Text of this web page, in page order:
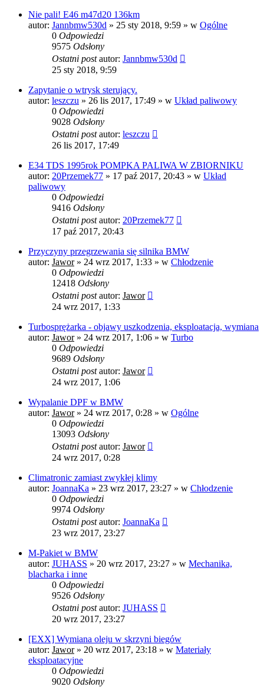
Nie pali! E46 m47d20 136km
autor: Jannbmw530d » 25 sty 2018, 9:59 » w Ogólne
0 Odpowiedzi
9575 Odsłony
Ostatni postautor: Jannbmw530d
25 sty 2018, 9:59
Zapytanie o wtrysk sterujący.
autor: leszczu » 26 lis 2017, 17:49 » w Układ paliwowy
0 Odpowiedzi
9028 Odsłony
Ostatni postautor: leszczu
26 lis 2017, 17:49
E34 TDS 1995rok POMPKA PALIWA W ZBIORNIKU
autor: 20Przemek77 » 17 paź 2017, 20:43 » w Układ
paliwowy
0 Odpowiedzi
9416 Odsłony
Ostatni postautor: 20Przemek77
17 paź 2017, 20:43
Przyczyny przegrzewania się silnika BMW
autor: Jawor» 24 wrz 2017, 1:33 » w Chłodzenie
0 Odpowiedzi
12418 Odsłony
Ostatni postautor: Jawor
24 wrz 2017, 1:33
Turbosprężarka - objawy uszkodzenia, eksploatacja, wymiana
autor: Jawor» 24 wrz 2017, 1:06 » w Turbo
0 Odpowiedzi
9689 Odsłony
Ostatni postautor: Jawor
24 wrz 2017, 1:06
Wypalanie DPF w BMW
autor: Jawor» 24 wrz 2017, 0:28 » w Ogólne
0 Odpowiedzi
13093 Odsłony
Ostatni postautor: Jawor
24 wrz 2017, 0:28
Climatronic zamiast zwykłej klimy
autor: JoannaKa » 23 wrz 2017, 23:27 » w Chłodzenie
0 Odpowiedzi
9974 Odsłony
Ostatni postautor: JoannaKa
23 wrz 2017, 23:27
M-Pakiet w BMW
autor: JUHASS » 20 wrz 2017, 23:27 » w Mechanika,
blacharka i inne
0 Odpowiedzi
9526 Odsłony
Ostatni postautor: JUHASS
20 wrz 2017, 23:27
[EXX] Wymiana oleju w skrzyni biegów
autor: Jawor» 20 wrz 2017, 23:18 » w Materiały
eksploatacyjne
0 Odpowiedzi
9020 Odsłony